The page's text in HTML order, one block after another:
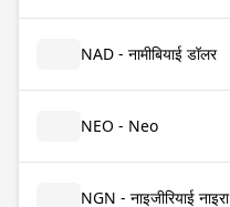
NAD - नामीबियाई डॉलर
NEO - Neo
NGN - नाइजीरियाई नाइरा